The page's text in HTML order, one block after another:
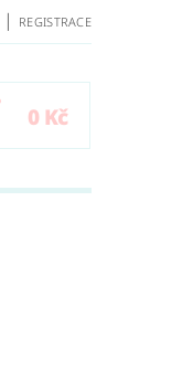
| REGISTRACE
0 Kč